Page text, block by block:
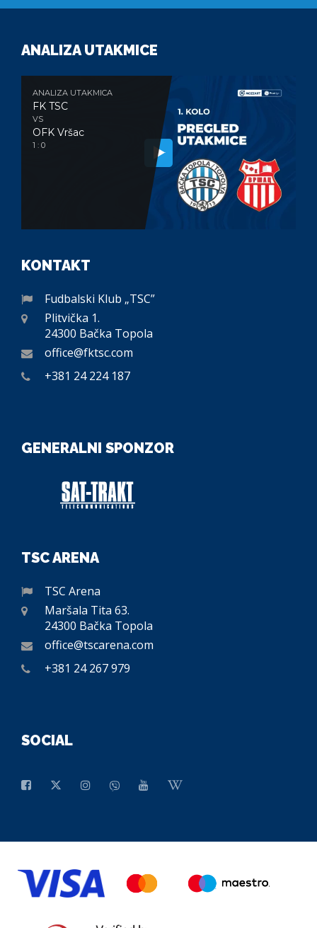
ANALIZA UTAKMICE
ANALIZA UTAKMICA
FK TSC
VS
OFK Vršac
1 : 0
KONTAKT
Fudbalski Klub „TSC”
Plitvička 1.
24300 Bačka Topola
office@fktsc.com
+381 24 224 187
GENERALNI SPONZOR
TSC ARENA
TSC Arena
Maršala Tita 63.
24300 Bačka Topola
office@tscarena.com
+381 24 267 979
SOCIAL